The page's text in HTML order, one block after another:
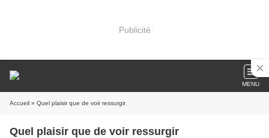
Publicité
MENU
Accueil » Quel plaisir que de voir ressurgir
Quel plaisir que de voir ressurgir